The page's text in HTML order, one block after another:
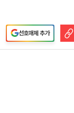
선호매체 추가